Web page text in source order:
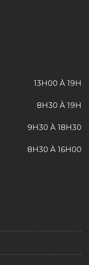
13H00 À 19H
8H30 À 19H
9H30 À 18H30
8H30 À 16H00